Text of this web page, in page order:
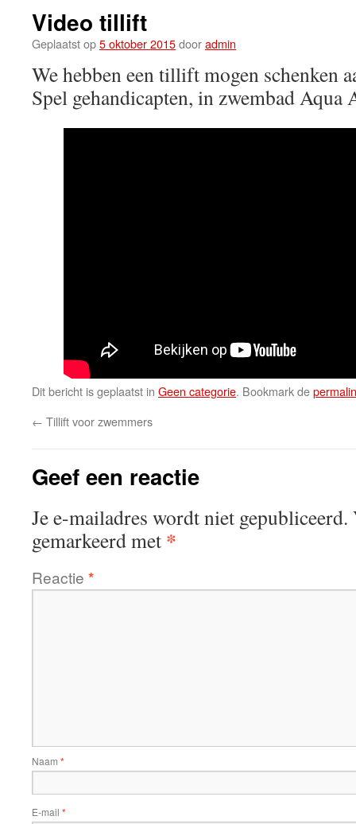
Video tillift
Geplaatst op5 oktober 2015dooradmin
We hebben een tillift mogen schenken
Spel gehandicapten, in zwembad Aqua
Dit bericht is geplaatst in Geen categorie. Bookmark de
← Tillift voor zwemmers
Geef een reactie
Je e-mailadres wordt niet gepubliceerd.
gemarkeerd met *
Reactie *
Naam *
E-mail *